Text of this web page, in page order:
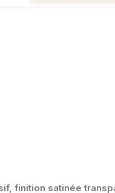
finition satinée